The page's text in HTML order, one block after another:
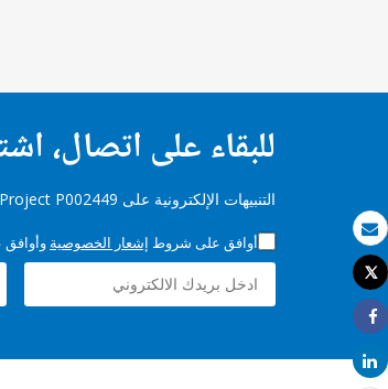
بريد الكتروني
طباعة
Tweet
Share
Share
للبقاء على اتصال،
التنبيهات الإلكترونية على Project P002449
أوافق على شروط إشعار الخصوصية وأوافق